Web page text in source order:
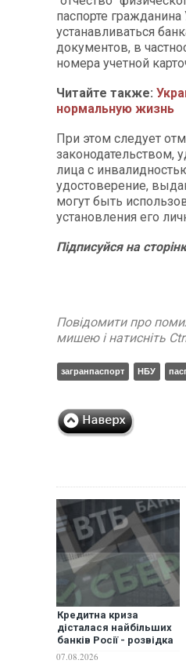
паспорте
устанавливаться
документов, в
номера учетной
Читайте также:
нормальную жизнь
При этом следует
законодательством,
лица с
удостоверение,
могут быть
установления его
Підписуйся на
Повідомити про
мишею і натисніть
загранпаспорт НБУ
Кредитна криза
дісталася найбільших
банків Росії - розвідка
07.08.2026